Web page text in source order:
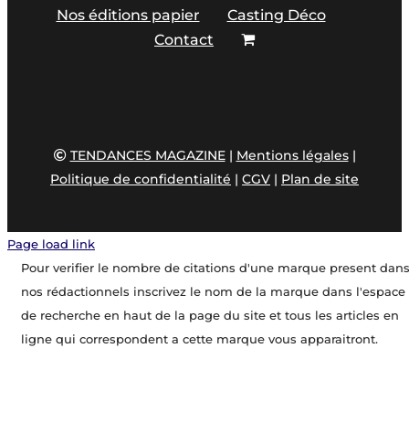
Nos éditions papier
Casting Déco
Contact
TENDANCES MAGAZINE| Mentions légales|
Politique de confidentialité | CGV | Plan de site
Page load link
Pour verifier le nombre de citations d'une marque present dans
nos rédactionnels inscrivez le nom de la marque dans l'espace
de recherche en haut de la page du site et tous les articles en
ligne qui correspondent a cette marque vous apparaitront.